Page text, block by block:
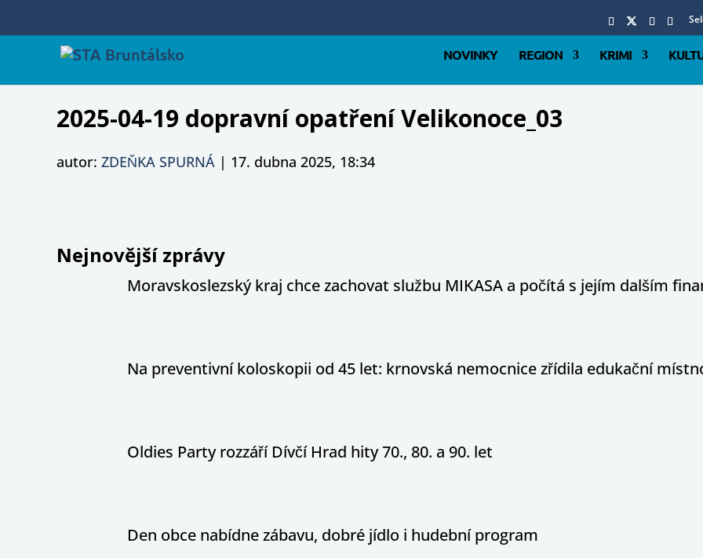
NOVINKY REGION KRIMI
2025-04-19 dopravní opatření Velikonoce_03
autor: ZDEŇKA SPURNÁ | 17. dubna 2025, 18:34
Nejnovější zprávy
Moravskoslezský kraj chce zachovat službu MIKASA a počítá s jejím dalším
Na preventivní koloskopii od 45 let: krnovská nemocnice zřídila edukační
Oldies Party rozzáří Dívčí Hrad hity 70., 80. a 90. let
Den obce nabídne zábavu, dobré jídlo i hudební program